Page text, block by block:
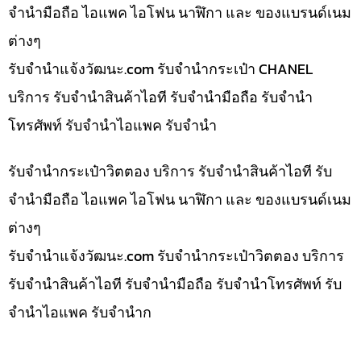
จำนำมือถือ ไอแพค ไอโฟน นาฬิกา และ ของแบรนด์เนม
ต่างๆ
รับจํานําแจ้งวัฒนะ.com รับจำนำกระเป๋า CHANEL
บริการ รับจำนำสินค้าไอที รับจำนำมือถือ รับจำนำ
โทรศัพท์ รับจำนำไอแพค รับจำนำ
รับจำนำกระเป๋าวิตตอง บริการ รับจำนำสินค้าไอที รับ
จำนำมือถือ ไอแพค ไอโฟน นาฬิกา และ ของแบรนด์เนม
ต่างๆ
รับจํานําแจ้งวัฒนะ.com รับจำนำกระเป๋าวิตตอง บริการ
รับจำนำสินค้าไอที รับจำนำมือถือ รับจำนำโทรศัพท์ รับ
จำนำไอแพค รับจำนำก